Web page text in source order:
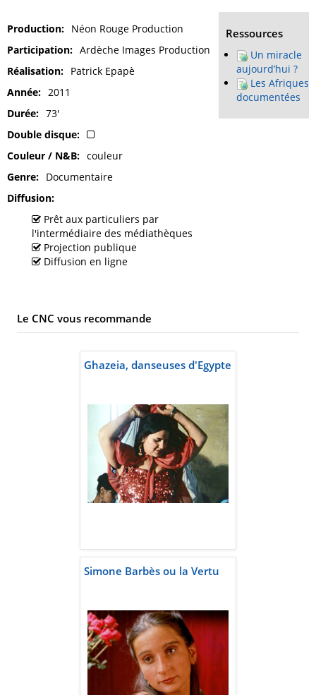
Production
Néon Rouge Production
Participation
Ardèche Images Production
Réalisation
Patrick Epapè
Année
2011
Durée
73'
Double disque
Couleur / N&B
couleur
Genre
Documentaire
Diffusion
Prêt aux particuliers par
l'intermédiaire des médiathèques
Projection publique
Diffusion en ligne
Ressources
Un miracle
aujourd’hui ?
Les Afriques
documentées
Le CNC vous recommande
Ghazeia, danseuses d'Egypte
Simone Barbès ou la Vertu